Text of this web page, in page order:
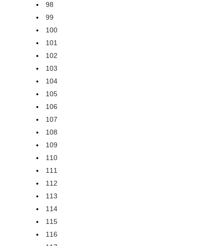
98
99
100
101
102
103
104
105
106
107
108
109
110
111
112
113
114
115
116